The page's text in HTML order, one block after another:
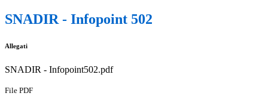
SNADIR - Infopoint 502
Allegati
SNADIR - Infopoint502.pdf
File PDF